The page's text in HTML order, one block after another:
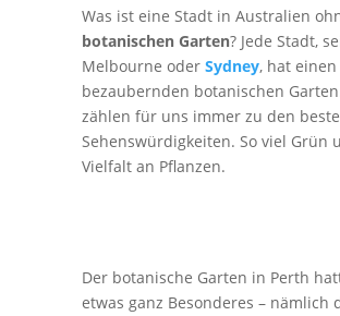
Was ist eine Stadt in Australien
botanischen Garten? Jede Stadt,
Melbourne oder Sydney, hat einen
bezaubernden botanischen
zählen für uns immer zu den
Sehenswürdigkeiten. So viel Grün
Vielfalt an Pflanzen.
Der botanische Garten in Perth
etwas ganz Besonderes – nämlich